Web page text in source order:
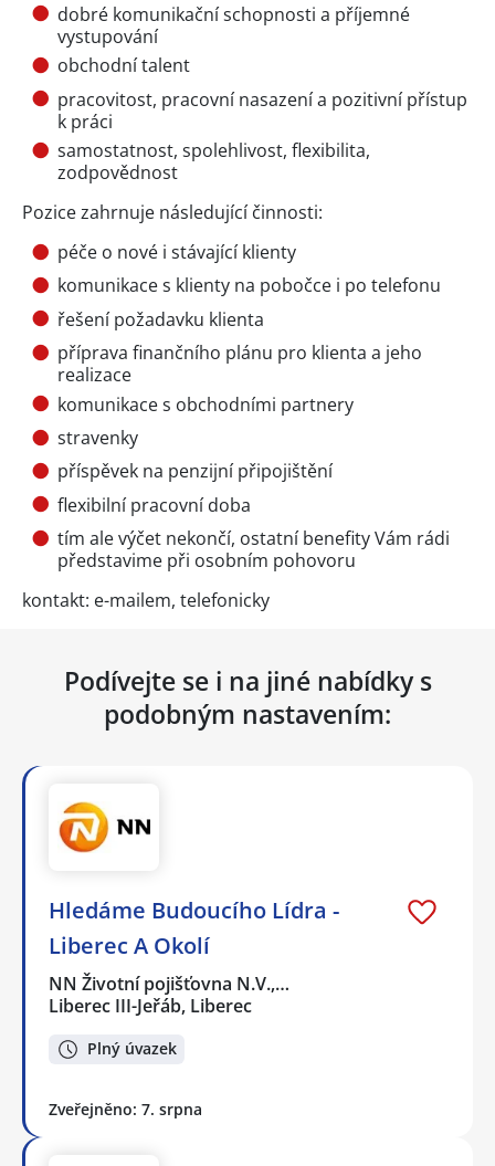
dobré komunikační schopnosti a příjemné
vystupování
obchodní talent
pracovitost, pracovní nasazení a pozitivní přístup
k práci
samostatnost, spolehlivost, flexibilita,
zodpovědnost
Pozice zahrnuje následující činnosti:
péče o nové i stávající klienty
komunikace s klienty na pobočce i po telefonu
řešení požadavku klienta
příprava finančního plánu pro klienta a jeho
realizace
komunikace s obchodními partnery
stravenky
příspěvek na penzijní připojištění
flexibilní pracovní doba
tím ale výčet nekončí, ostatní benefity Vám rádi
představime při osobním pohovoru
kontakt: e-mailem, telefonicky
Podívejte se i na jiné nabídky s
podobným nastavením:
Hledáme Budoucího Lídra -
Liberec A Okolí
NN Životní pojišťovna N.V.,…
Liberec III-Jeřáb, Liberec
Plný úvazek
Zveřejněno: 7. srpna